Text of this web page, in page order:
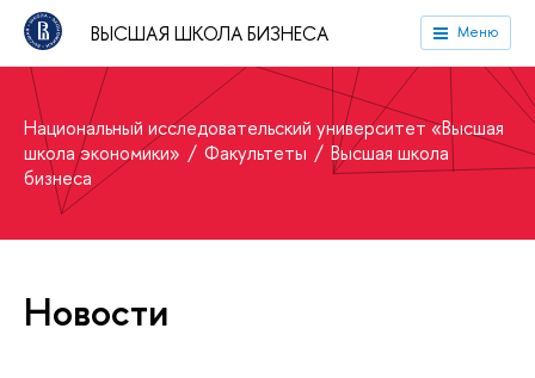
ВЫСШАЯ ШКОЛА БИЗНЕСА Меню
Национальный исследовательский университет «Высшая
школа экономики»
Факультеты
Высшая школа
бизнеса
Новости